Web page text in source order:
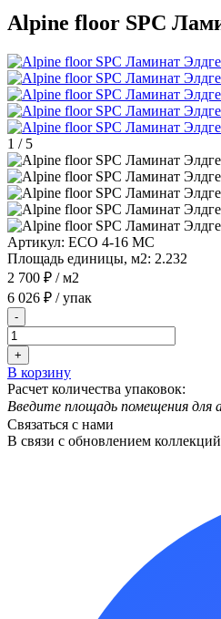
Alpine floor SPC
1 / 5
Артикул: ЕСО 4-16 MC
Площадь единицы, м2: 2.232
2 700 ₽ / м2
6 026 ₽ / упак
-
+
В корзину
Расчет количества упаковок:
Введите площадь помещения для
Связаться с нами
В связи с обновлением